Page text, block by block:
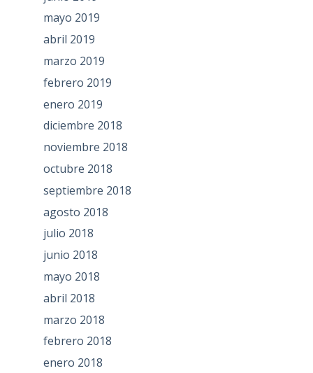
mayo 2019
abril 2019
marzo 2019
febrero 2019
enero 2019
diciembre 2018
noviembre 2018
octubre 2018
septiembre 2018
agosto 2018
julio 2018
junio 2018
mayo 2018
abril 2018
marzo 2018
febrero 2018
enero 2018